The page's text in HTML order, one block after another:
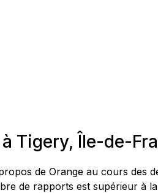
Tigery, Île-de-
de Orange au cours des
de rapports est supérieur à